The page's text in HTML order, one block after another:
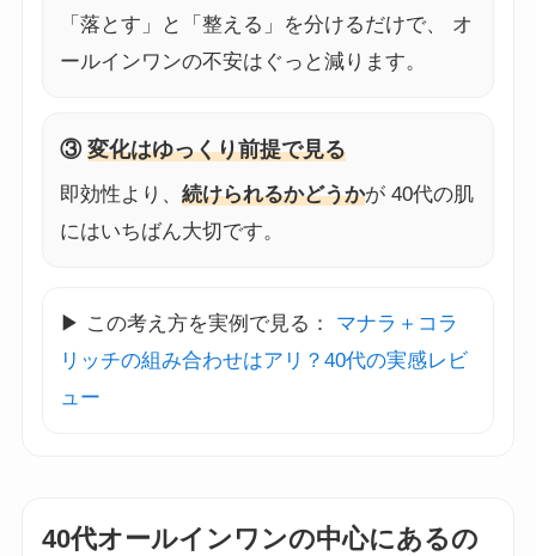
「落とす」と「整える」を分けるだけで、 オ
ールインワンの不安はぐっと減ります。
③ 変化はゆっくり前提で見る
即効性より、 続けられるかどうかが 40代の肌
にはいちばん大切です。
▶ この考え方を実例で見る： マナラ＋コラ
リッチの組み合わせはアリ？40代の実感レビ
ュー
40代オールインワンの中心にあるの